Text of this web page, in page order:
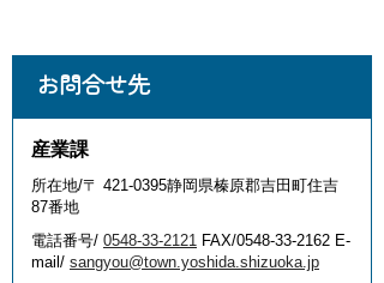
お問合せ先
産業課
所在地/〒 421-0395静岡県榛原郡吉田町住吉
87番地
電話番号/ 0548-33-2121 FAX/0548-33-2162 E-
mail/ sangyou@town.yoshida.shizuoka.jp